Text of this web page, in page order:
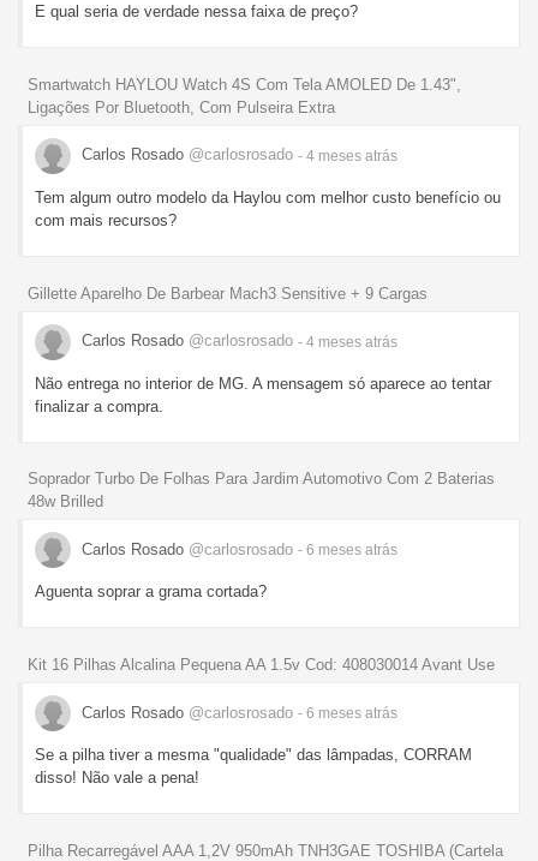
E qual seria de verdade nessa faixa de preço?
Smartwatch HAYLOU Watch 4S Com Tela AMOLED De 1.43",
Ligações Por Bluetooth, Com Pulseira Extra
Carlos Rosado @carlosrosado - 4 meses atrás
Tem algum outro modelo da Haylou com melhor custo benefício ou
com mais recursos?
Gillette Aparelho De Barbear Mach3 Sensitive + 9 Cargas
Carlos Rosado @carlosrosado - 4 meses atrás
Não entrega no interior de MG. A mensagem só aparece ao tentar
finalizar a compra.
Soprador Turbo De Folhas Para Jardim Automotivo Com 2 Baterias
48w Brilled
Carlos Rosado @carlosrosado - 6 meses atrás
Aguenta soprar a grama cortada?
Kit 16 Pilhas Alcalina Pequena AA 1.5v Cod: 408030014 Avant Use
Carlos Rosado @carlosrosado - 6 meses atrás
Se a pilha tiver a mesma "qualidade" das lâmpadas, CORRAM
disso! Não vale a pena!
Pilha Recarregável AAA 1,2V 950mAh TNH3GAE TOSHIBA (Cartela